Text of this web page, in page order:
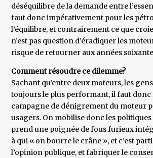
déséquilibre de la demande entre
faut donc impérativement pour les
l’équilibre, et contrairement ce que
n’est pas question d’éradiquer les
risque de retourner aux années
Comment résoudre ce dilemme?
Sachant qu’entre deux moteurs, les
toujours le plus performant, il faut donc
campagne de dénigrement du moteur
usagers. On mobilise donc les politiques
prend une poignée de fous furieux
à qui « on bourre le crâne », et c’est
l’opinion publique, et fabriquer le